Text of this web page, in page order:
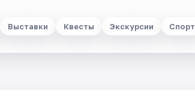
Выставки Квесты Экскурсии Спорт